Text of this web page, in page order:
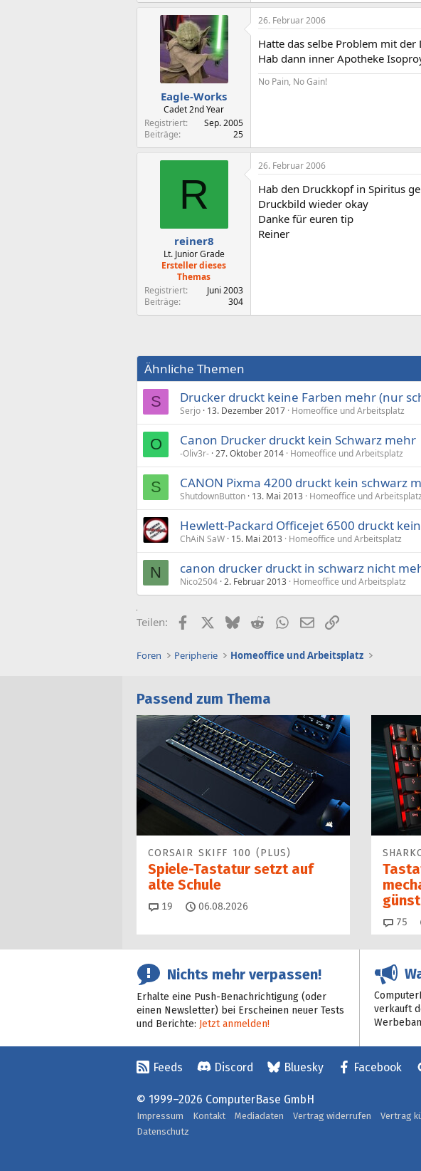
Eagle-Works
Cadet 2nd Year
Registriert
Sep. 2005
Beiträge
25
26. Februar 2006
Hatte das selbe Problem mit der
Hab dann inner Apotheke
No Pain, No Gain!
R
reiner8
Lt. Junior Grade
Ersteller dieses
Themas
Registriert
Juni 2003
Beiträge
304
26. Februar 2006
Hab den Druckkopf in Spiritus
Druckbild wieder okay
Danke für euren tip
Reiner
Ähnliche Themen
S Drucker druckt keine Farben mehr (nur
Serjo 13. Dezember 2017 Homeoffice und Arbeitsplatz
O Canon Drucker druckt kein Schwarz mehr
-Oliv3r- 27. Oktober 2014 Homeoffice und Arbeitsplatz
S CANON Pixma 4200 druckt kein schwarz
ShutdownButton 13. Mai 2013 Homeoffice und Arbeitsplatz
Hewlett-Packard Officejet 6500 druckt
ChAiN SaW 15. Mai 2013 Homeoffice und Arbeitsplatz
N canon drucker druckt in schwarz nicht
Nico2504 2. Februar 2013 Homeoffice und Arbeitsplatz
Teilen: FacebookX (Twitter)
BlueskyRedditWhatsApp
E-MailLink
Foren Peripherie Homeoffice und Arbeitsplatz
Passend zum Thema
CORSAIR SKIFF 100 (PLUS)
Spiele-Tastatur setzt auf
alte Schule
19 Kommentare
06.08.2026
75
Nichts mehr verpassen!
Erhalte eine Push-Benachrichtigung (oder
einen Newsletter) bei Erscheinen neuer Tests
und Berichte: Jetzt anmelden!
verkauft
Feeds Discord Bluesky Facebook
© 1999–2026 ComputerBase GmbH
Impressum Kontakt Mediadaten Vertrag widerrufen Vertrag
Datenschutz